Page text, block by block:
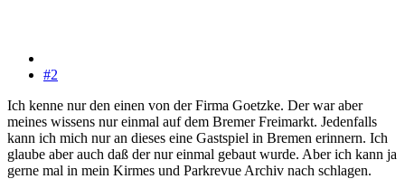
#2
Ich kenne nur den einen von der Firma Goetzke. Der war aber
meines wissens nur einmal auf dem Bremer Freimarkt. Jedenfalls
kann ich mich nur an dieses eine Gastspiel in Bremen erinnern. Ich
glaube aber auch daß der nur einmal gebaut wurde. Aber ich kann ja
gerne mal in mein Kirmes und Parkrevue Archiv nach schlagen.